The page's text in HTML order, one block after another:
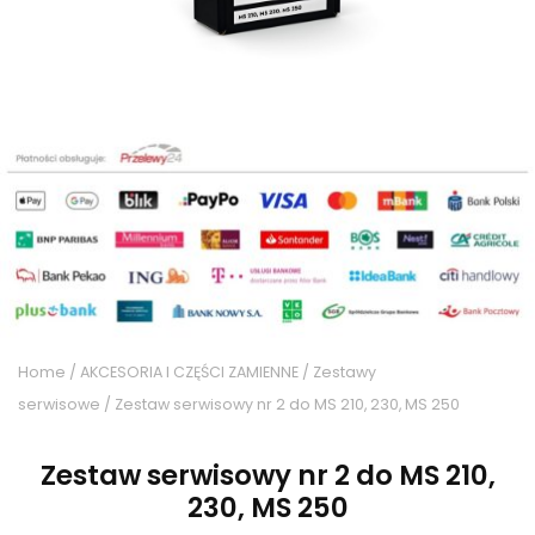
Home / AKCESORIA I CZĘŚCI ZAMIENNE / Zestawy
serwisowe / Zestaw serwisowy nr 2 do MS 210, 230, MS 250
Zestaw serwisowy nr 2 do MS 210,
230, MS 250